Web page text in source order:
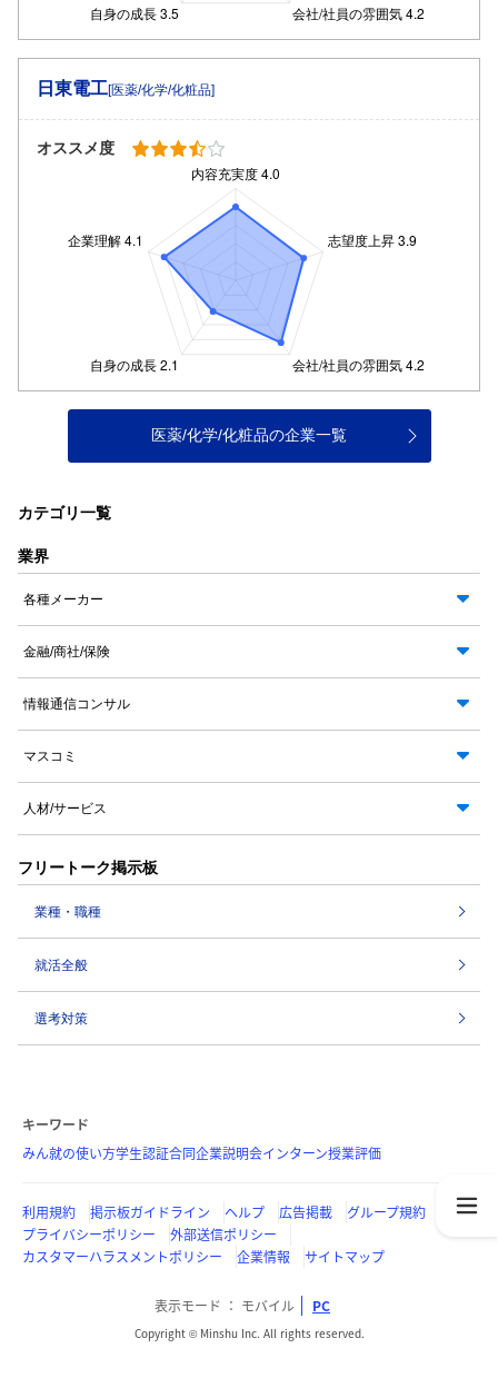
日東電工[医薬/化学/化粧品]
オススメ度
医薬/化学/化粧品の企業一覧
カテゴリ一覧
業界
各種メーカー
金融/商社/保険
情報通信コンサル
マスコミ
人材/サービス
フリートーク掲示板
業種・職種
就活全般
選考対策
キーワード
みん就の使い方学生認証合同企業説明会インターン授業評価
利用規約 掲示板ガイドライン ヘルプ 広告掲載
グループ規約
プライバシーポリシー
外部送信ポリシー
カスタマーハラスメントポリシー
企業情報 サイトマップ
表示モード モバイル PC
Copyright © Minshu Inc. All rights reserved.